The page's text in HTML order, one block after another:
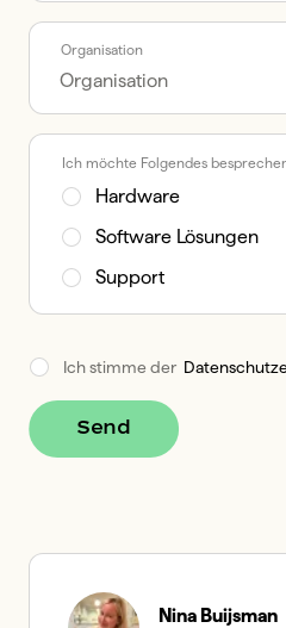
Organisation
Ich möchte Folgendes
Hardware
Software Lösungen
Support
Ich stimme der
Send
Nina Buijsman